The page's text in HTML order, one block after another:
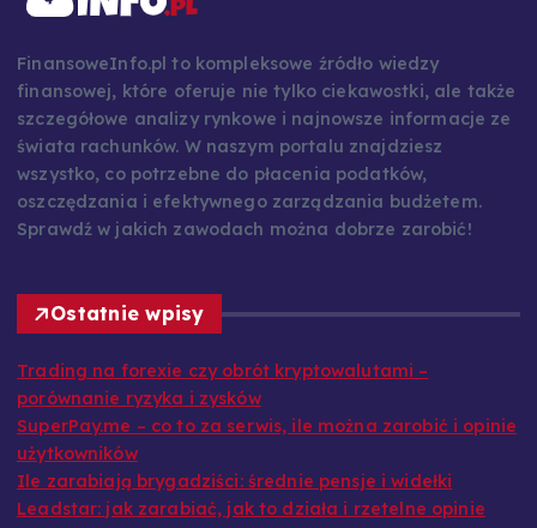
finansowej, które oferuje nie tylko ciekawostki, ale także
szczegółowe analizy rynkowe i najnowsze informacje ze
świata rachunków. W naszym portalu znajdziesz
wszystko, co potrzebne do płacenia podatków,
oszczędzania i efektywnego zarządzania budżetem.
Sprawdź w jakich zawodach można dobrze zarobić!
Ostatnie wpisy
porównanie ryzyka i zysków
SuperPay.me – co to za serwis, ile można zarobić i opinie
użytkowników
Ile zarabiają brygadziści: średnie pensje i widełki
Leadstar: jak zarabiać, jak to działa i rzetelne opinie
Zarobki chemika: średnie wynagrodzenie i przykładowe